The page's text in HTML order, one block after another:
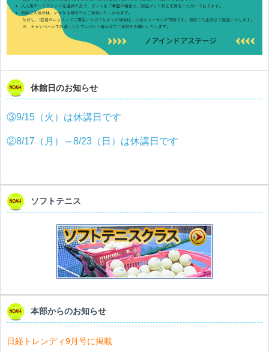
休館日のお知らせ
③9/15（火）は休講日です
②8/17（月）～8/23（日）は休講日です
ソフトテニス
本部からのお知らせ
日経トレンディ9月号に掲載